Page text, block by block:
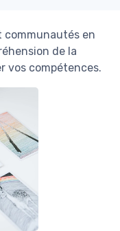
communautés en
de la
vos compétences.